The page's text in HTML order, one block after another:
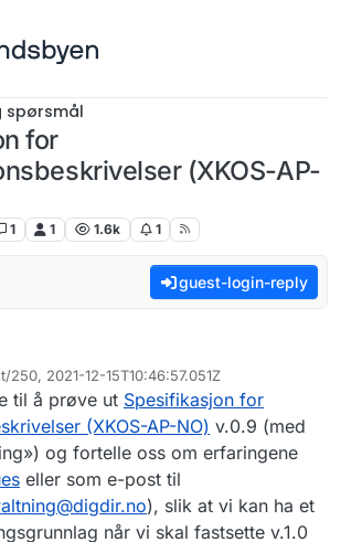
spørsmål
for
(XKOS-AP-
1 1 1.6k 1
guest-login-reply
2021-12-15T10:46:57.051Z
til å prøve ut Spesifikasjon for
(XKOS-AP-NO) v.0.9 (med
og fortelle oss om erfaringene
eller som e-post til
), slik at vi kan ha et
når vi skal fastsette v.1.0